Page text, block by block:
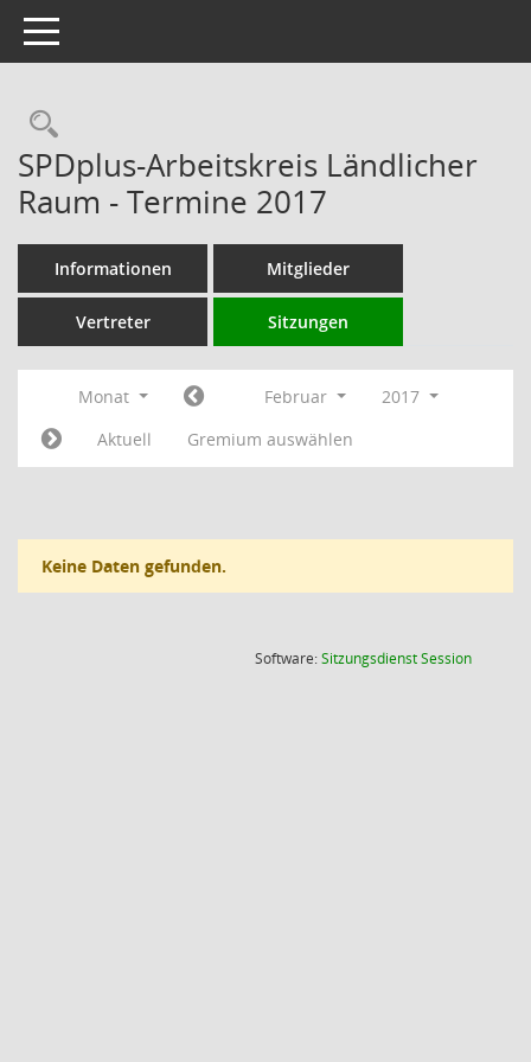
Toggle navigation
Rechercheauswahl
SPDplus-Arbeitskreis Ländlicher
Raum - Termine 2017
Informationen Mitglieder
Vertreter Sitzungen
Monat Februar
2017
Aktuell
Gremium auswählen
Keine Daten gefunden.
Software:SitzungsdienstSession(Wird in